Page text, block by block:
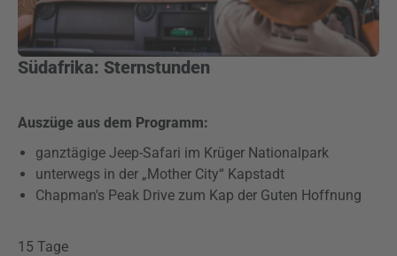
Südafrika: Sternstunden
Auszüge aus dem Programm:
ganztägige Jeep-Safari im Krüger Nationalpark
unterwegs in der „Mother City“ Kapstadt
Chapman's Peak Drive zum Kap der Guten Hoffnung
15 Tage